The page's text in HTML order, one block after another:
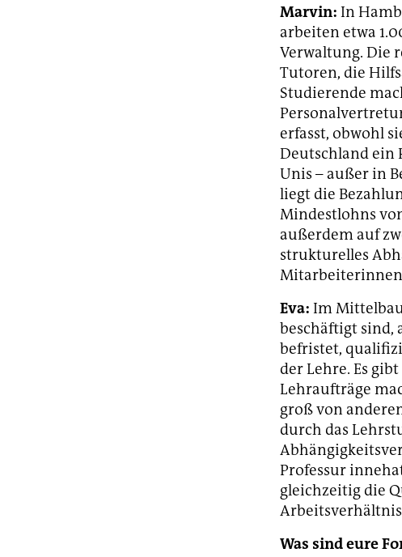
Marvin: In
arbeiten etwa
Verwaltung. Die
Tutoren, die
Studierende
erfasst, obwohl
Deutschland ein
Unis – außer in
liegt die
Mindestlohns
außerdem auf
strukturelles
Eva: Im
beschäftigt sind,
befristet,
der Lehre. Es
Lehraufträge
groß von
durch das
Professur
gleichzeitig die
Was sind eure